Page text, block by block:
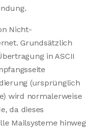
Nicht-
Grundsätzlich
in ASCII
(ursprünglich
wird normalerweise
da dieses
Mailsysteme hinweg